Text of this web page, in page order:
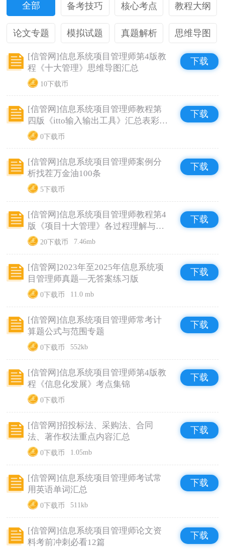
全部 备考技巧 核心考点 教程大纲
论文专题 模拟试题 真题解析 思维导图
[信管网]信息系统项目管理师第4版教
程《十大管理》思维导图汇总
10下载币
下载
[信管网]信息系统项目管理师教程第
四版《itto输入输出工具》汇总表彩色
版 0下载币
下载
[信管网]信息系统项目管理师案例分
析找茬万金油100条
5下载币
下载
[信管网]信息系统项目管理师教程第4
版《项目十大管理》各过程理解与相
关实例举例
20下载币 7.46mb
下载
[信管网]2023年至2025年信息系统项
目管理师真题—无答案练习版
0下载币 11.0 mb
下载
[信管网]信息系统项目管理师常考计
算题公式与范围专题
0下载币 552kb
下载
[信管网]信息系统项目管理师第4版教
程《信息化发展》考点集锦
0下载币
下载
[信管网]招投标法、采购法、合同
法、著作权法重点内容汇总
0下载币 1.05mb
下载
[信管网]信息系统项目管理师考试常
用英语单词汇总
0下载币 511kb
下载
[信管网]信息系统项目管理师论文资
料考前冲刺必看12篇
下载